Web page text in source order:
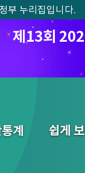
부 누리집입니다.
제13회
계 쉽게